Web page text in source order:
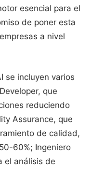
esencial para el
de poner esta
a nivel
se incluyen varios
que
reduciendo
Assurance, que
de calidad,
60%; Ingeniero
el análisis de